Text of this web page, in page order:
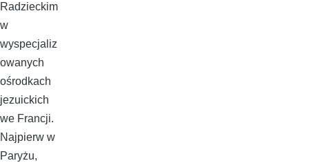
Radzieckim
w
wyspecjaliz
owanych
ośrodkach
jezuickich
we Francji.
Najpierw w
Paryżu,